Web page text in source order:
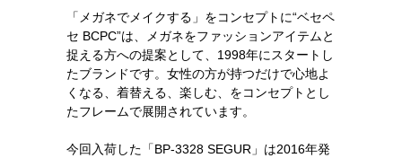
「メガネでメイクする」をコンセプトに“ベセペ
セ BCPC”は、メガネをファッションアイテムと
捉える方への提案として、1998年にスタートし
たブランドです。女性の方が持つだけで心地よ
くなる、着替える、楽しむ、をコンセプトとし
たフレームで展開されています。
今回入荷した「BP-3328 SEGUR」は2016年発